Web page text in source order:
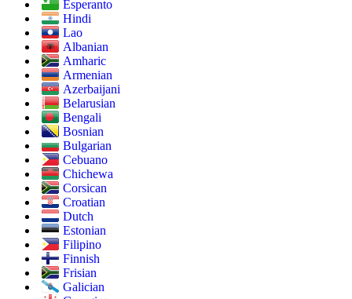
Esperanto
Hindi
Lao
Albanian
Amharic
Armenian
Azerbaijani
Belarusian
Bengali
Bosnian
Bulgarian
Cebuano
Chichewa
Corsican
Croatian
Dutch
Estonian
Filipino
Finnish
Frisian
Galician